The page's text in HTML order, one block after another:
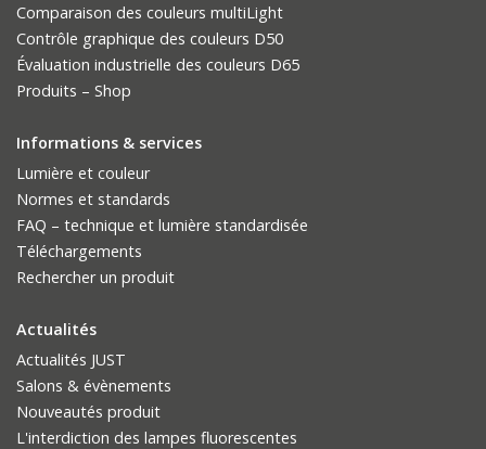
Comparaison des couleurs multiLight
Contrôle graphique des couleurs D50
Évaluation industrielle des couleurs D65
Produits – Shop
Informations & services
Lumière et couleur
Normes et standards
FAQ – technique et lumière standardisée
Téléchargements
Rechercher un produit
Actualités
Actualités JUST
Salons & évènements
Nouveautés produit
L'interdiction des lampes fluorescentes